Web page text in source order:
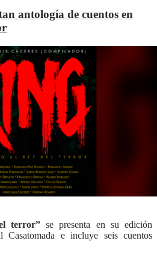
antología de cuentos en
terror” se presenta en su edición
Casatomada e incluye seis cuentos